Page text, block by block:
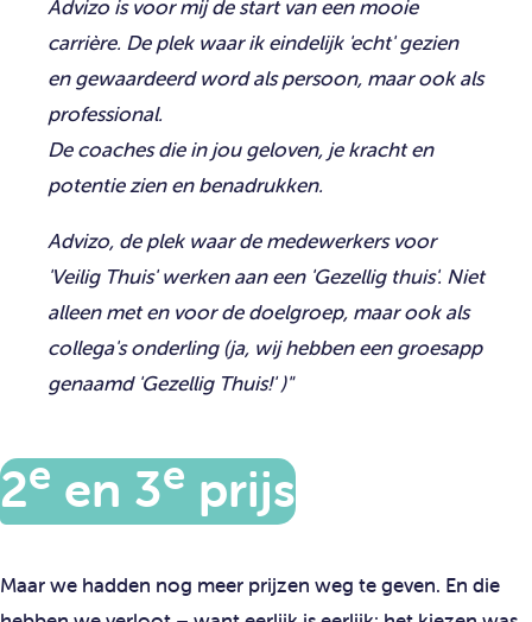
Advizo is voor mij de start van een mooie
carrière. De plek waar ik eindelijk 'echt' gezien
en gewaardeerd word als persoon, maar ook als
professional.
De coaches die in jou geloven, je kracht en
potentie zien en benadrukken.
Advizo, de plek waar de medewerkers voor
'Veilig Thuis' werken aan een 'Gezellig thuis'. Niet
alleen met en voor de doelgroep, maar ook als
collega's onderling (ja, wij hebben een groesapp
genaamd 'Gezellig Thuis!' )"
2e en 3e prijs
Maar we hadden nog meer prijzen weg te geven. En die